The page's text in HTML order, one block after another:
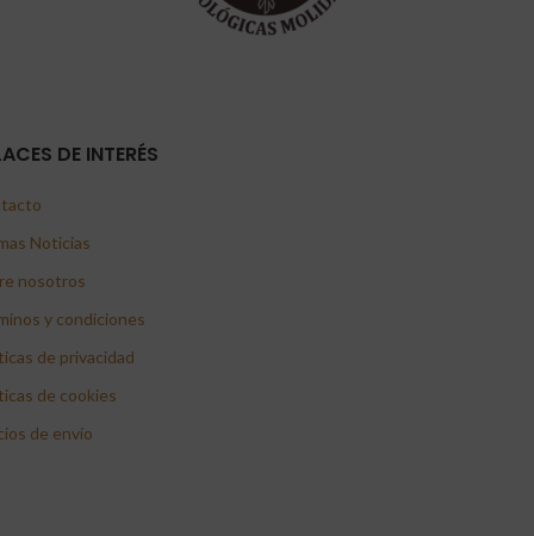
DE INTERÉS
Noticias
nosotros
y condiciones
de privacidad
de cookies
de envío